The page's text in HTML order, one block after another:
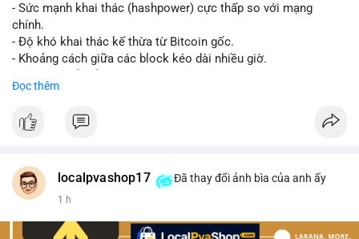
- Sức mạnh khai thác (hashpower) cực thấp so với mạng
chính.
- Độ khó khai thác kế thừa từ Bitcoin gốc.
- Khoảng cách giữa các block kéo dài nhiều giờ.
#vlikevn #titanbot
Đọc thêm
localpvashop17 Đã thay đổi ảnh bìa của anh ấy
1 h